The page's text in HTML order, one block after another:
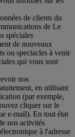
de clients du
de Le
spéciales
de nouveaux
ou spectacles à venir
qui vous sont
nos
en utilisant
(par exemple,
cliquer sur le
e-mail). En tout état
nos activités
à l'adresse